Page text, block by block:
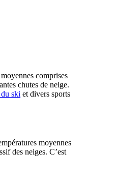
comprises
chutes de neige.
ski et divers sports
moyennes
des neiges. C’est